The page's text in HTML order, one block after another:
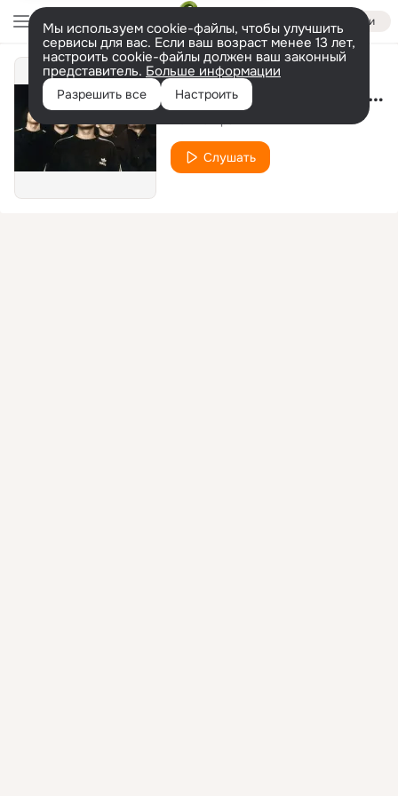
Войти
Мы используем cookie-файлы, чтобы улучшить
сервисы для вас. Если ваш возраст менее 13 лет,
настроить cookie-файлы должен ваш законный
представитель. Больше информации
Разрешить все Настроить Такой Обычный День
Слушать